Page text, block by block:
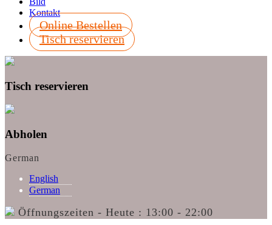
Kontakt
Online Bestellen
Tisch reservieren
Tisch reservieren
Abholen
German
English
German
Öffnungszeiten - Heute : 13:00 - 22:00